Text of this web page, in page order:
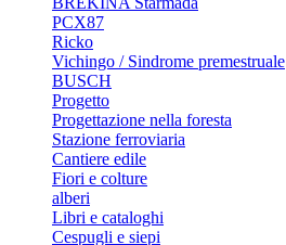
PCX87
Ricko
Vichingo / Sindrome premestruale
BUSCH
Progetto
Progettazione nella foresta
Stazione ferroviaria
Cantiere edile
Fiori e colture
alberi
Libri e cataloghi
Cespugli e siepi